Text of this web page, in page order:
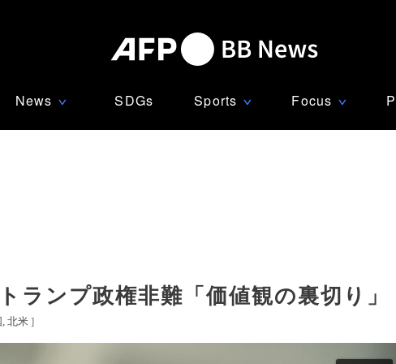
News ∨ SDGs Sports ∨ Focus ∨
ランプ政権非難「価値観の裏切り」
北米 ]